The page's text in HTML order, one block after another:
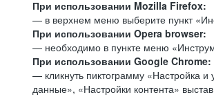
При использовании Mozilla Firefox:
— в верхнем меню выберите пункт
При использовании Opera browser:
— необходимо в пункте меню
При использовании Google Chrome:
— кликнуть пиктограмму «Настройка
данные», «Настройки контента»